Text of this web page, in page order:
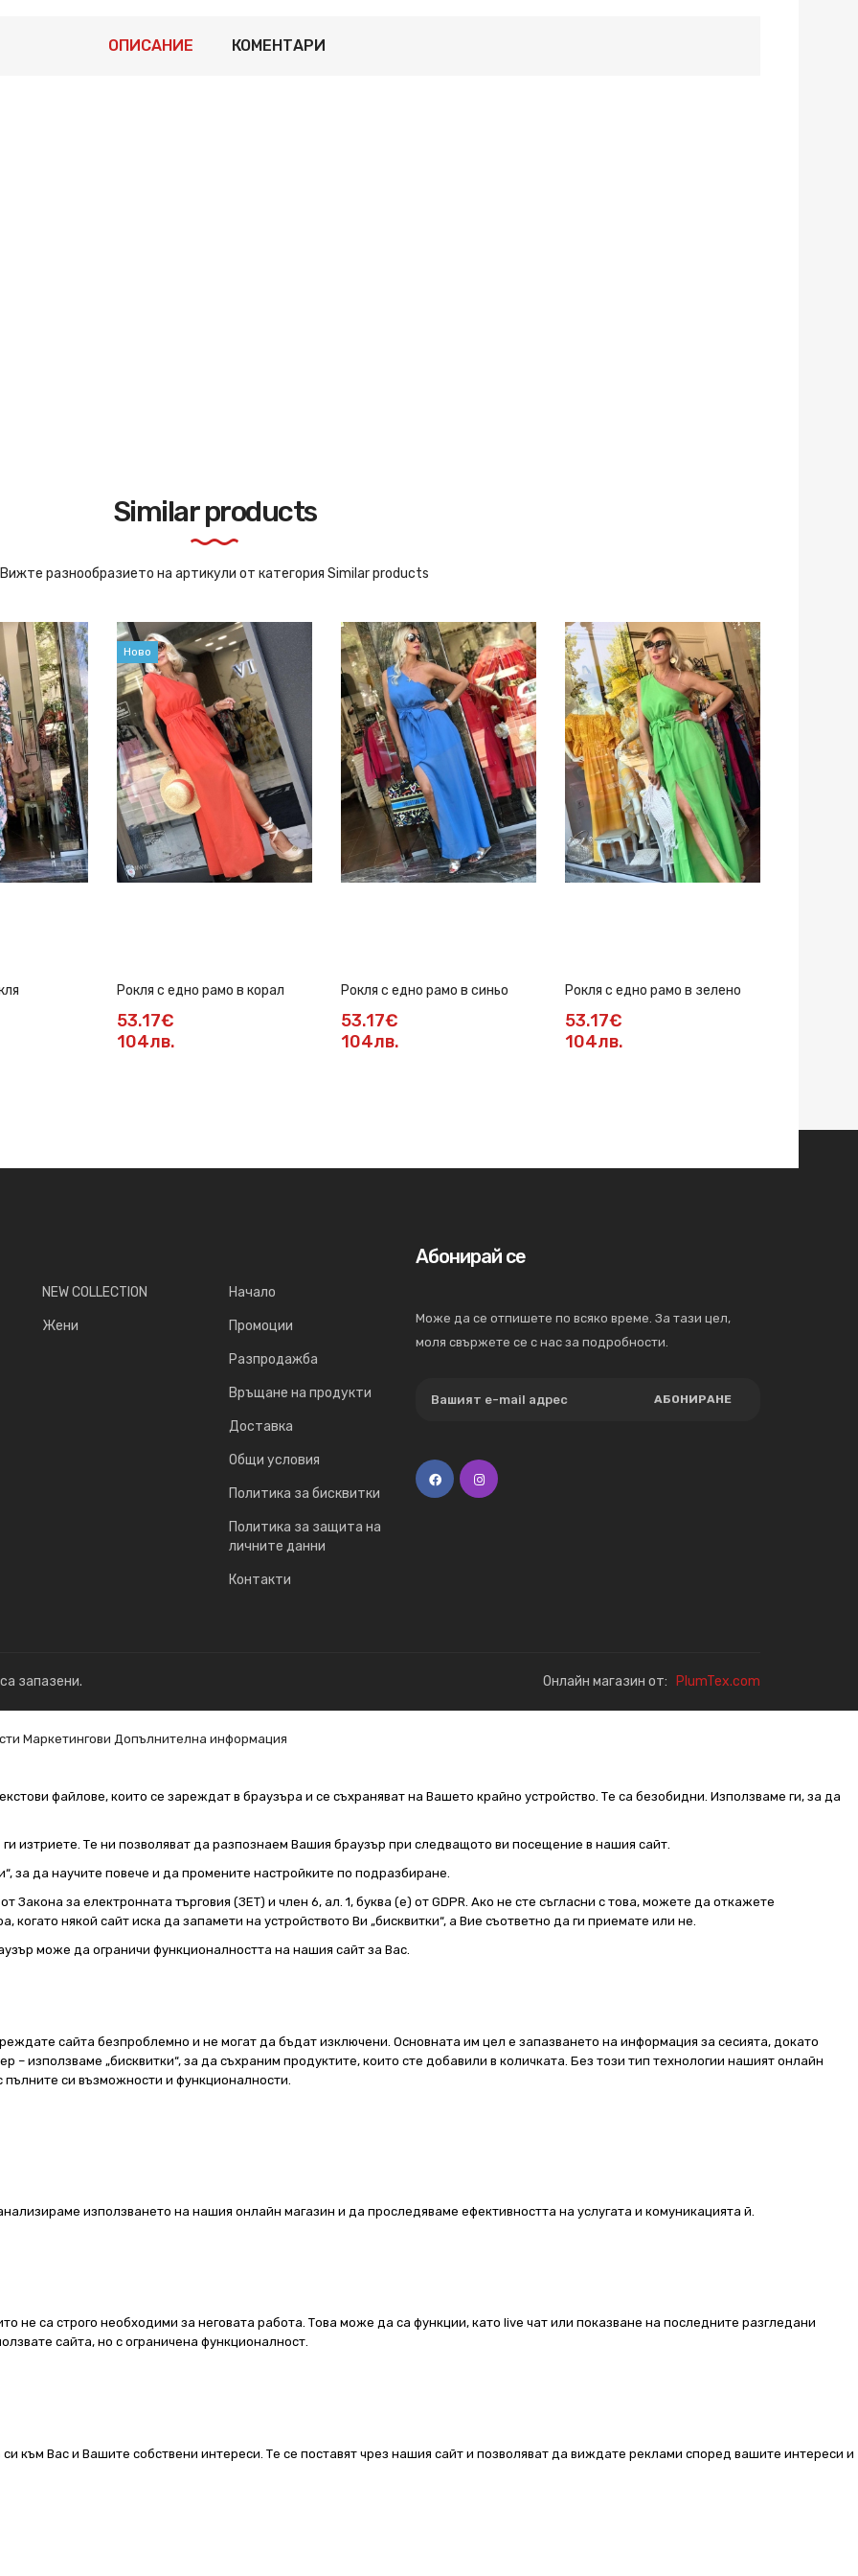
ОПИСАНИЕ КОМЕНТАРИ
Similar products
Вижте разнообразието на артикули от категория Similar products
Ново
Рокля с едно рамо в корал
53.17€
104лв.
Рокля с едно рамо в синьо
53.17€
104лв.
Рокля с едно рамо в зелено
53.17€
104лв.
NEW COLLECTION
Жени
Начало
Промоции
Разпродажба
Връщане на продукти
Доставка
Общи условия
Политика за бисквитки
Политика за защита на
личните данни
Контакти
Абонирай се
Може да се отпишете по всяко време. За тази цел,
моля свържете се с нас за подробности.
АБОНИРАНЕ
запазени. Онлайн магазин от: PlumTex.com
Маркетингови Допълнителна информация
файлове, които се зареждат в браузъра и се съхраняват на Вашето крайно устройство. Те са безобидни. Използваме ги, за да
изтриете. Те ни позволяват да разпознаем Вашия браузър при следващото ви посещение в нашия сайт.
за да научите повече и да промените настройките по подразбиране.
Закона за електронната търговия (ЗЕТ) и член 6, ал. 1, буква (е) от GDPR. Ако не сте съгласни с това, можете да откажете
някой сайт иска да запамети на устройството Ви „бисквитки“, а Вие съответно да ги приемате или не.
може да ограничи функционалността на нашия сайт за Вас.
сайта безпроблемно и не могат да бъдат изключени. Основната им цел е запазването на информация за сесията, докато
използваме „бисквитки“, за да съхраним продуктите, които сте добавили в количката. Без този тип технологии нашият онлайн
пълните си възможности и функционалности.
използването на нашия онлайн магазин и да проследяваме ефективността на услугата и комуникацията й.
не са строго необходими за неговата работа. Това може да са функции, като live чат или показване на последните разгледани
сайта, но с ограничена функционалност.
към Вас и Вашите собствени интереси. Те се поставят чрез нашия сайт и позволяват да виждате реклами според вашите интереси и